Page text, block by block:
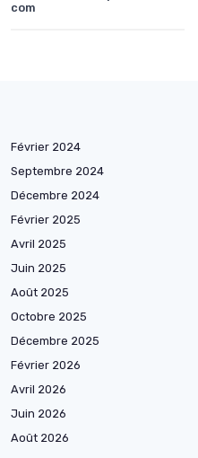
com
Février 2024
Septembre 2024
Décembre 2024
Février 2025
Avril 2025
Juin 2025
Août 2025
Octobre 2025
Décembre 2025
Février 2026
Avril 2026
Juin 2026
Août 2026